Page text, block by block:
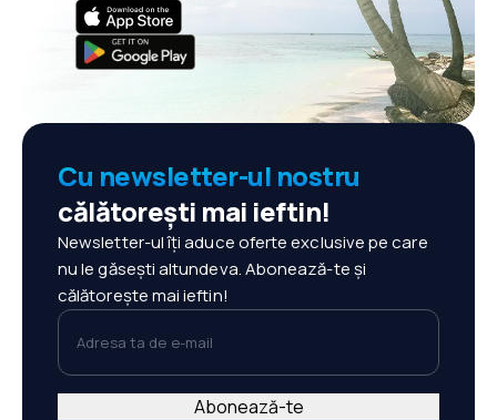
Cu newsletter-ul nostru
călătorești mai ieftin!
Newsletter-ul îți aduce oferte exclusive pe care
nu le găsești altundeva. Abonează-te și
călătorește mai ieftin!
Adresa ta de e-mail
Abonează-te